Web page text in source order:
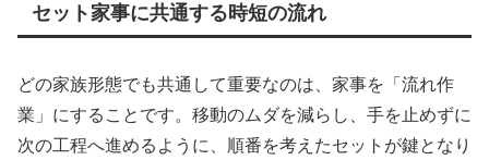
セット家事に共通する時短の流れ
どの家族形態でも共通して重要なのは、家事を「流れ作
業」にすることです。移動のムダを減らし、手を止めずに
次の工程へ進めるように、順番を考えたセットが鍵となり